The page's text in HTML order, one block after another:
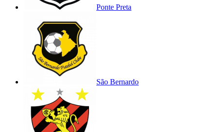
Ponte Preta
São Bernardo